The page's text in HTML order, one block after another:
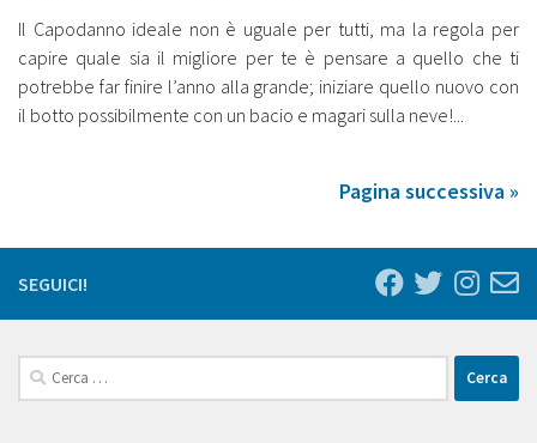
Il Capodanno ideale non è uguale per tutti, ma la regola per
capire quale sia il migliore per te è pensare a quello che ti
potrebbe far finire l’anno alla grande; iniziare quello nuovo con
il botto possibilmente con un bacio e magari sulla neve!...
Pagina successiva »
SEGUICI!
Ricerca
per: